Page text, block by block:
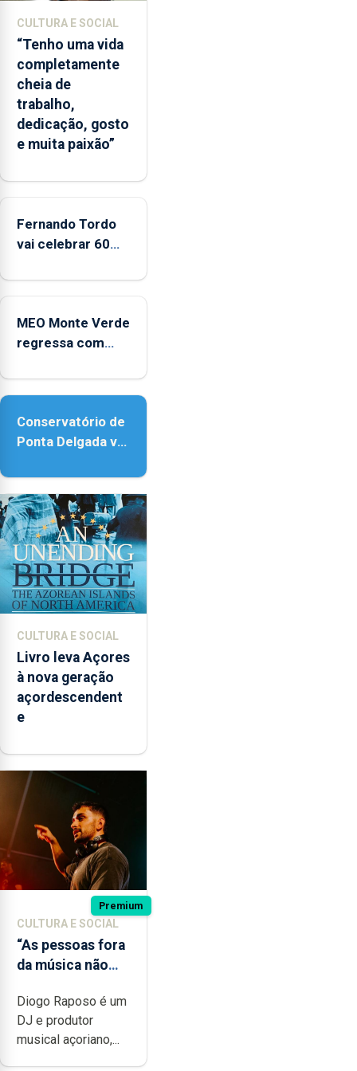
ilha
das
Flores
apresenta
um
“decréscimo
significativo”
CPUE
2022
e
CULTURA E SOCIAL
“Tenho uma vida
completamente
cheia de
trabalho,
dedicação, gosto
e muita paixão”
Fernando Tordo
vai celebrar 60
no Coliseu
MEO Monte Verde
regressa com
acessibilidade
Conservatório de
Ponta Delgada vai
instrumentos
CULTURA E SOCIAL
Livro leva Açores
à nova geração
açordescendent
e
Premium
CULTURA E SOCIAL
“As pessoas fora
da música não
quão difícil é
produzir uma
música”
Diogo Raposo é um
DJ e produtor
musical açoriano,...